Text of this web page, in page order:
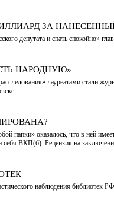
ЗА
депутата и спать спокойно»
НАРОДНУЮ»
лауреатами стали
папки» оказалось, что в ней
ВКП(б). Рецензия на
наблюдения библиотек РФ